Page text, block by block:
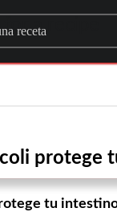
a recipe
protege
tu